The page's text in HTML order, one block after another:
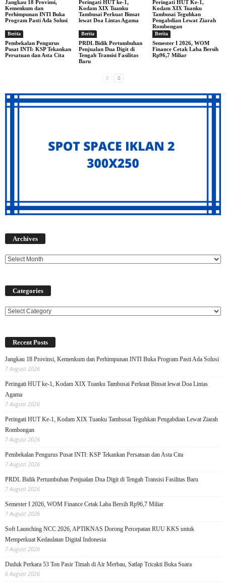
Jangkau 18 Provinsi,
Kemenkum dan
Perhimpunan INTI Buka
Program Pasti Ada Solusi
Peringati HUT ke-1,
Kodam XIX Tuanku
Tambusai Perkuat Binsat
lewat Doa Lintas Agama
Peringati HUT Ke-1,
Kodam XIX Tuanku
Tambusai Teguhkan
Pengabdian Lewat Ziarah
Rombongan
Berita
Pembekalan Pengurus
Pusat INTI: KSP Tekankan
Persatuan dan Asta Cita
Berita
PRDL Bidik Pertumbuhan
Penjualan Dua Digit di
Tengah Transisi Fasilitas
Baru
Berita
Semester I 2026, WOM
Finance Cetak Laba Bersih
Rp96,7 Miliar
Archives
Categories
Categories
Recent Posts
Jangkau 18 Provinsi, Kemenkum dan Perhimpunan INTI Buka Program Pasti Ada Solusi
7 August 2026
Peringati HUT ke-1, Kodam XIX Tuanku Tambusai Perkuat Binsat lewat Doa Lintas
Agama
7 August 2026
Peringati HUT Ke-1, Kodam XIX Tuanku Tambusai Teguhkan Pengabdian Lewat Ziarah
Rombongan
7 August 2026
Pembekalan Pengurus Pusat INTI: KSP Tekankan Persatuan dan Asta Cita
7 August 2026
PRDL Bidik Pertumbuhan Penjualan Dua Digit di Tengah Transisi Fasilitas Baru
7 August 2026
Semester I 2026, WOM Finance Cetak Laba Bersih Rp96,7 Miliar
7 August 2026
Soft Launching NCC 2026, APTIKNAS Dorong Percepatan RUU KKS untuk
Memperkuat Kedaulatan Digital Indonesia
7 August 2026
Duduk Perkara 53 Ton Pasir Timah di Air Merbau, Satlap Tricakti Buka Suara
6 August 2026